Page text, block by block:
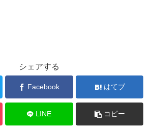
シェアする
Facebook はてブ
LINE コピー